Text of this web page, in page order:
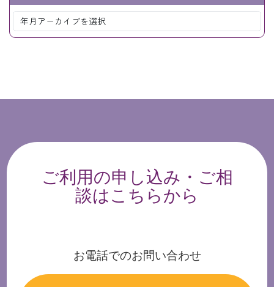
ご利用の申し込み・ご相
談はこちらから
お電話でのお問い合わせ